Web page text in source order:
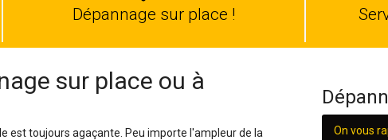
auto
Dépannage sur place !
sur place ou à
est toujours agaçante. Peu importe l'ampleur de la
On vous